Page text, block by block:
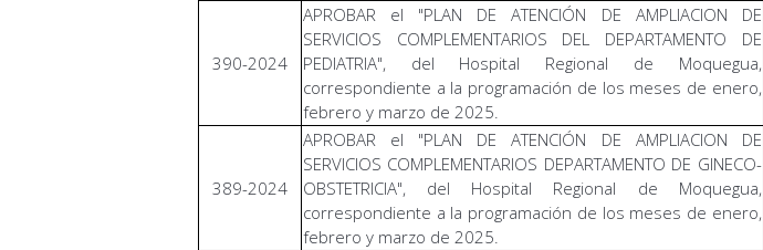
390-2024
APROBAR el "PLAN DE ATENCIÓN DE AMPLIACION DE
SERVICIOS COMPLEMENTARIOS DEL DEPARTAMENTO DE
PEDIATRIA", del Hospital Regional de Moquegua,
correspondiente a la programación de los meses de enero,
febrero y marzo de 2025.
389-2024
APROBAR el "PLAN DE ATENCIÓN DE AMPLIACION DE
SERVICIOS COMPLEMENTARIOS DEPARTAMENTO DE GINECO-
OBSTETRICIA", del Hospital Regional de Moquegua,
correspondiente a la programación de los meses de enero,
febrero y marzo de 2025.